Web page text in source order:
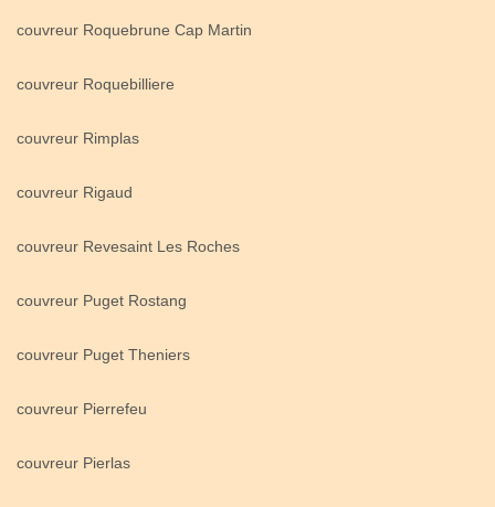
couvreur Roquebrune Cap Martin
couvreur Roquebilliere
couvreur Rimplas
couvreur Rigaud
couvreur Revesaint Les Roches
couvreur Puget Rostang
couvreur Puget Theniers
couvreur Pierrefeu
couvreur Pierlas